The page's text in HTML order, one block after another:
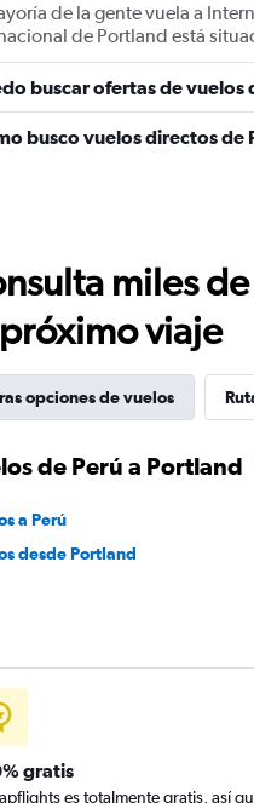
de la gente vuela a
de Portland está
buscar ofertas de vuelos
busco vuelos directos de
miles
viaje
opciones de vuelos
de Perú a Portland
a Perú
desde Portland
gratis
es totalmente gratis, así